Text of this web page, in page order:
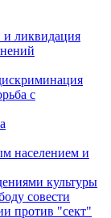
и ликвидация
с
населением и
культуры
совести
против "сект"